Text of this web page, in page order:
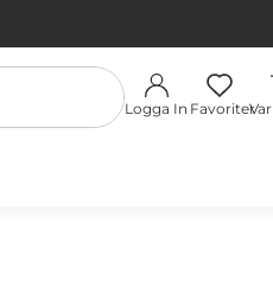
Logga In Favoriter